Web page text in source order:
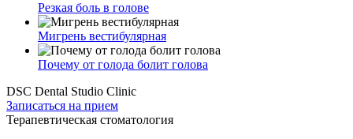
Резкая боль в голове
Мигрень вестибулярная
Почему от голода болит голова
DSC Dental Studio Clinic
Записаться на прием
Терапевтическая стоматология